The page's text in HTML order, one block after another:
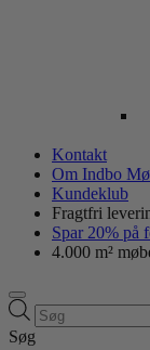
Kontakt
Om Indbo
Kundeklub
Fragtfri
Spar 20% på
4.000 m²
Products
search
Søg